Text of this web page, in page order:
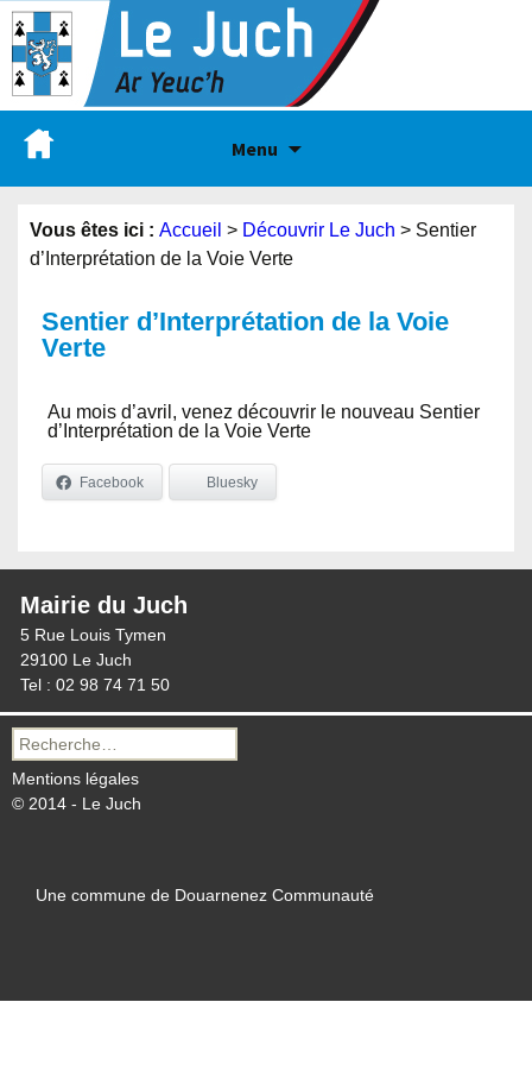
Menu
Vous êtes ici : Accueil > Découvrir Le Juch > Sentier
d’Interprétation de la Voie Verte
Sentier d’Interprétation de la Voie
Verte
Au mois d’avril, venez découvrir le nouveau Sentier
d’Interprétation de la Voie Verte
Facebook Bluesky
Mairie du Juch
5 Rue Louis Tymen
29100 Le Juch
Tel : 02 98 74 71 50
Recherche
pour :
Mentions légales
© 2014 - Le Juch
Une commune de Douarnenez Communauté